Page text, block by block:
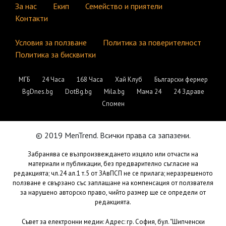
За нас Екип
Семейство и приятели
Контакти
Условия за ползване
Политика за поверителност
Политика за бисквитки
МГБ 24 Часа 168 Часа Хай Клуб
Български фермер
BgDnes.bg
DotBg.bg Mila.bg Мама 24
24 Здраве
Спомен
© 2019 MenTrend. Всички права са запазени.
Забранява се възпроизвеждането изцяло или отчасти на
материали и публикации, без предварително съгласие на
редакцията; чл.24 ал.1 т.5 от ЗАвПСП не се прилага; неразрешеното
ползване е свързано със заплащане на компенсация от ползвателя
за нарушено авторско право, чийто размер ще се определи от
редакцията.
Съвет за електронни медии: Адрес: гр. София, бул. "Шипченски